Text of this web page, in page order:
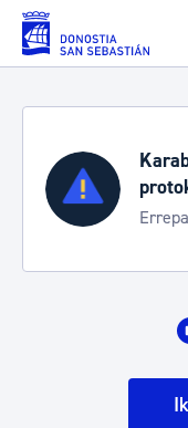
Eduki nagusira joan